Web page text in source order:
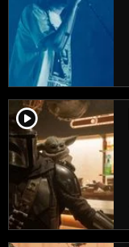
player2